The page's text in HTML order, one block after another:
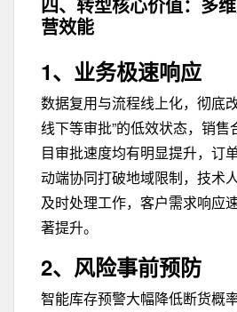
四、转型核心价值： 多
营效能
1、 业务极速响应
数据复用与流程线上化，彻底改
线下等审批”的低效状态，销
目审批速度均有明显提升，订
动端协同打破地域限制，技术
及时处理工作，客户需求响应
著提升。
2、风险事前预防
智能库存预警大幅降低断货概